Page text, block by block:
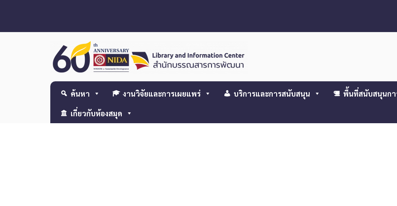
ค้นหา งานวิจัยและการเผยแพร่ บริการและการสนับสนุน พื้นที่สนับสนุนกา
เกี่ยวกับห้องสมุด